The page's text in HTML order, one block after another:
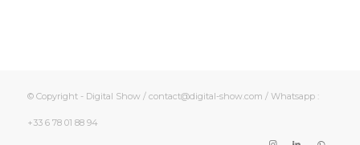
© Copyright - Digital Show / contact@digital-show.com / Whatsapp :
+33 6 78 01 88 94